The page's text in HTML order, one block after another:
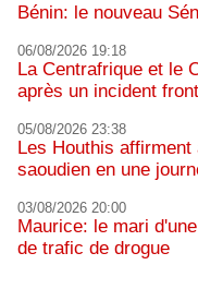
Bénin: le nouveau
06/08/2026 19:18
La Centrafrique et le
après un incident
05/08/2026 23:38
Les Houthis
saoudien en une
03/08/2026 20:00
Maurice: le mari
de trafic de drogue